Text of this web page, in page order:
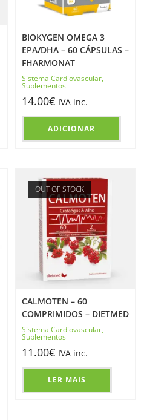
BIOKYGEN OMEGA 3
EPA/DHA – 60 CÁPSULAS –
FHARMONAT
Sistema Cardiovascular,
Suplementos
14.00€ IVA inc.
ADICIONAR
OUT OF STOCK
CALMOTEN – 60
COMPRIMIDOS – DIETMED
Sistema Cardiovascular,
Suplementos
11.00€ IVA inc.
LER MAIS